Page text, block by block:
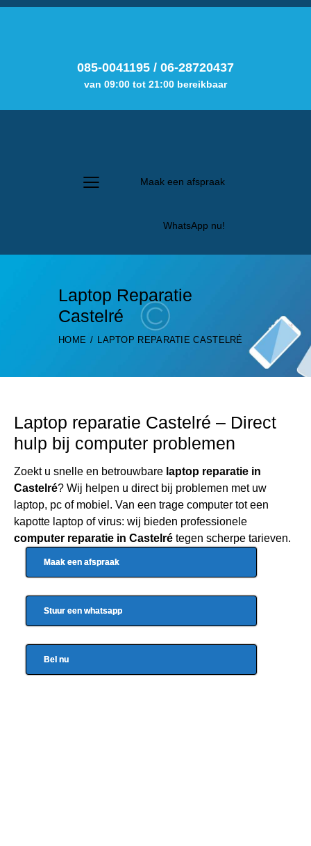
085-0041195 / 06-28720437
van 09:00 tot 21:00 bereikbaar
Maak een afspraak
WhatsApp nu!
Laptop Reparatie
Castelré
HOME LAPTOP REPARATIE CASTELRÉ
Laptop reparatie Castelré – Direct
hulp bij computer problemen
Zoekt u snelle en betrouwbare laptop reparatie in
Castelré? Wij helpen u direct bij problemen met uw
laptop, pc of mobiel. Van een trage computer tot een
kapotte laptop of virus: wij bieden professionele
computer reparatie in Castelré tegen scherpe tarieven.
Maak een afspraak
Stuur een whatsapp
Bel nu